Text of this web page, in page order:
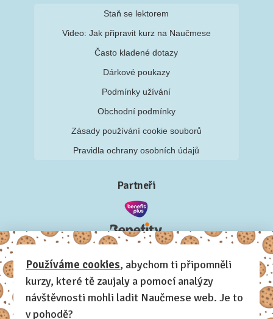
Staň se lektorem
Video: Jak připravit kurz na Naučmese
Často kladené dotazy
Dárkové poukazy
Podmínky užívání
Obchodní podmínky
Zásady používání cookie souborů
Pravidla ochrany osobních údajů
Partneři
Používáme cookies, abychom ti připomněli
kurzy, které tě zaujaly a pomocí analýzy
návštěvnosti mohli ladit Naučmese web. Je to
v pohodě?